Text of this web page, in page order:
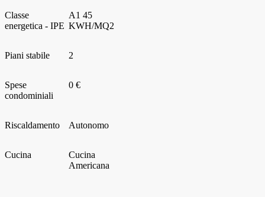
Classe
energetica - IPE
A1 45
KWH/MQ2
Piani stabile 2
Spese
condominiali
0 €
Riscaldamento Autonomo
Cucina
Cucina
Americana